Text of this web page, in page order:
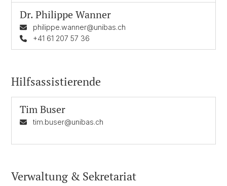
Dr.Philippe Wanner
philippe.wanner@unibas.ch
+41 61 207 57 36
Hilfsassistierende
Tim Buser
tim.buser@unibas.ch
Verwaltung & Sekretariat